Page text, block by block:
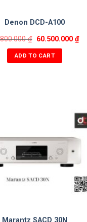
Denon DCD-A100
₫ 60.500.000 ₫
ADD TO CART
Marantz SACD 30N